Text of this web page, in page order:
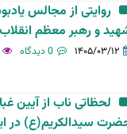
روایتی از مجالس
و رهبر معظم
۱۴۰۵/۰۳/۱۲ 0 دیدگاه
لحظاتی ناب از آیین
سیدالکریم(ع) در